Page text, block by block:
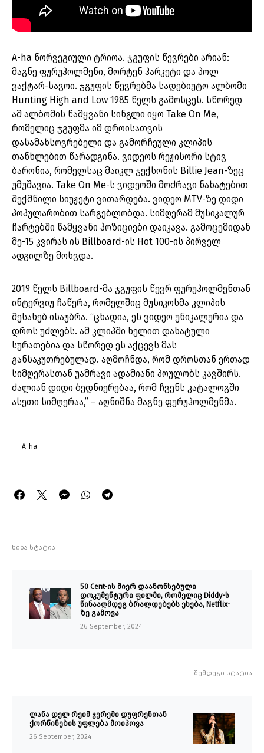
A-ha ნორვეგიული ტრიოა. ჯგუფის წევრები არიან:
მაგნე ფურუჰოლმენი, მორტენ ჰარკეტი და პოლ
ვაქტარ-სავოი. ჯგუფის წევრებმა სადებიუტო ალბომი
Hunting High and Low 1985 წელს გამოსცეს. სწორედ
ამ ალბომის წამყვანი სინგლი იყო Take On Me,
რომელიც ჯგუფმა იმ დროისათვის
დასამახსოვრებელი და გამორჩეული კლიპის
თანხლებით წარადგინა. ვიდეოს რეჟისორი სტივ
ბარონია, რომელსაც მაიკლ ჯექსონის Billie Jean-ზეც
უმუშავია. Take On Me-ს ვიდეოში მოძრავი ნახატებით
შექმნილი სიუჟეტი ვითარდება. ვიდეო MTV-ზე დიდი
პოპულარობით სარგებლობდა. სიმღერამ მუსიკალურ
ჩარტებში წამყვანი პოზიციები დაიკავა. გამოცემიდან
მე-15 კვირას ის Billboard-ის Hot 100-ის პირველ
ადგილზე მოხვდა.
2019 წელს Billboard-მა ჯგუფის წევრ ფურუჰოლმენთან
ინტერვიუ ჩაწერა, რომელშიც მუსიკოსმა კლიპის
შესახებ ისაუბრა. “ცხადია, ეს ვიდეო უნიკალურია და
დროს უძლებს. ამ კლიპში ხელით დახატული
სურათებია და სწორედ ეს აქცევს მას
განსაკუთრებულად. აღმოჩნდა, რომ დროსთან ერთად
სიმღერასთან უამრავი ადამიანი პოულობს კავშირს.
ძალიან დიდი ბედნიერებაა, რომ ჩვენს კატალოგში
ასეთი სიმღერაა,” – აღნიშნა მაგნე ფურუჰოლმენმა.
A-ha
წინა სტატია
50 Cent-ის მიერ დაანონსებული
დოკუმენტური ფილმი, რომელიც Diddy-ს
წინააღმდეგ ბრალდებებს ეხება, Netflix-
ზე გამოვა
26 September, 2024
შემდეგი სტატია
ლანა დელ რეიმ ჯერემი დუფრენთან
ქორწინების უფლება მოიპოვა
26 September, 2024